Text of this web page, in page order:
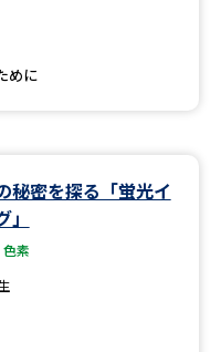
めに
秘密を探る「蛍光イ
素